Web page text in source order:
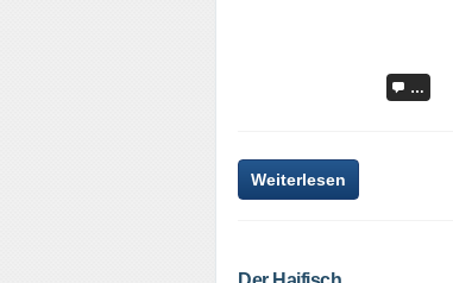
…
Weiterlesen